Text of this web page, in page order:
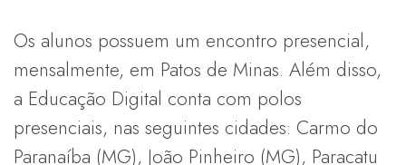
Os alunos possuem um encontro presencial,
mensalmente, em Patos de Minas. Além disso,
a Educação Digital conta com polos
presenciais, nas seguintes cidades: Carmo do
Paranaíba (MG), João Pinheiro (MG), Paracatu